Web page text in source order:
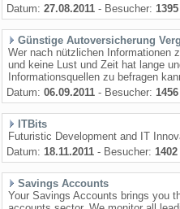
Datum: 27.08.2011 - Besucher: 1395
Günstige Autoversicherung
Wer nach nützlichen Informationen
und keine Lust und Zeit hat lange
Informationsquellen zu befragen
Datum: 06.09.2011 - Besucher: 1456
ITBits
Futuristic Development and IT
Datum: 18.11.2011 - Besucher: 1402
Savings Accounts
Your Savings Accounts brings you